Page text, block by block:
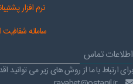
نرم افزار
سامانه شفافیت
اطلاعات تماس
برای ارتباط با ما از روش های زیر می توانید